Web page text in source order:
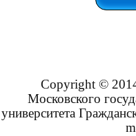
Copyright ©
Московского
университета